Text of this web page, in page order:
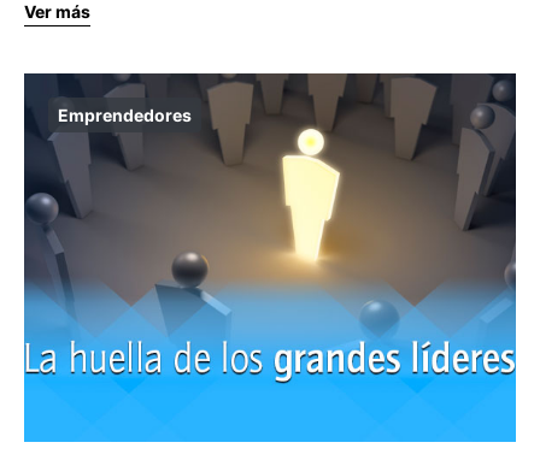
Ver más
Emprendedores